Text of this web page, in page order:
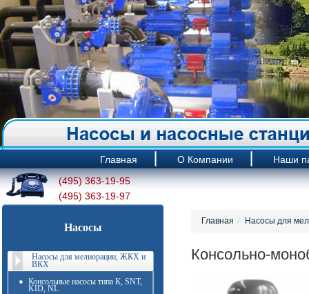
Главная О Компании
Наши
(495) 363-19-95
(495) 363-19-97
Насосы
Насосы для мелиорации, ЖКХ и
ВКХ
Консольные насосы типа К, SNT,
KID, NL
Главная Насосы для
Консольно-